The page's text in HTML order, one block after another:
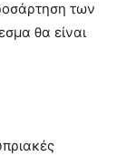
των
θα είναι